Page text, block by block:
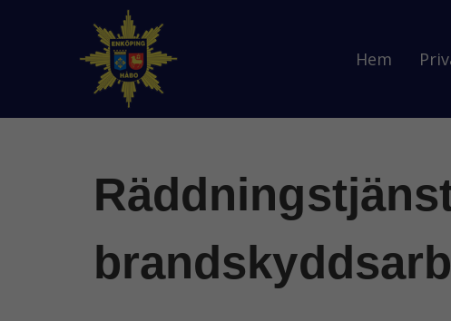
Hem